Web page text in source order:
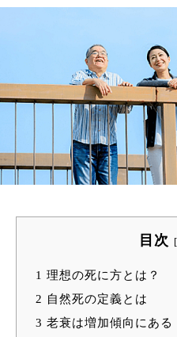
目次 [
1 理想の死に方とは？
2 自然死の定義とは
3 老衰は増加傾向にある